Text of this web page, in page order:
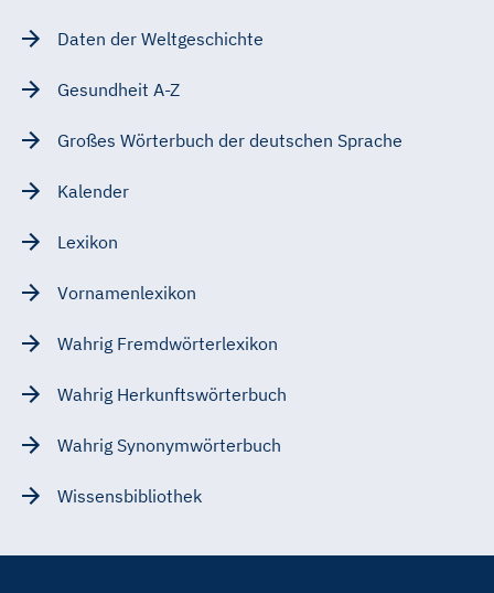
Daten der Weltgeschichte
Gesundheit A-Z
Großes Wörterbuch der deutschen Sprache
Kalender
Lexikon
Vornamenlexikon
Wahrig Fremdwörterlexikon
Wahrig Herkunftswörterbuch
Wahrig Synonymwörterbuch
Wissensbibliothek